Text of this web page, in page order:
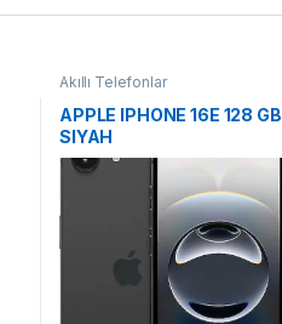
Akıllı Telefonlar
APPLE IPHONE 16E 128 GB
SIYAH